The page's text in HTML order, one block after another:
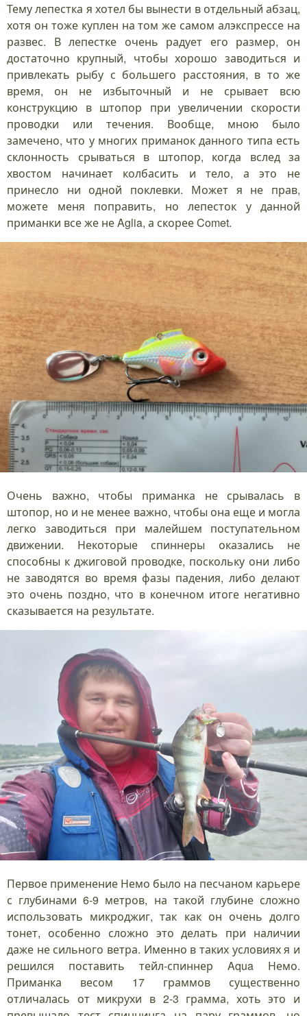
Тему лепестка я хотел бы вынести в отдельный абзац,
хотя он тоже куплен на том же самом алэкспрессе на
развес. В лепестке очень радует его размер, он
достаточно крупный, чтобы хорошо заводиться и
привлекать рыбу с большего расстояния, в то же
время, он не избыточный и не срывает всю
конструкцию в штопор при увеличении скорости
проводки или течения. Вообще, мною было
замечено, что у многих приманок данного типа есть
склонность срываться в штопор, когда вслед за
хвостом начинает колбасить и тело, а это не
принесло ни одной поклевки. Может я не прав,
можете меня поправить, но лепесток у данной
приманки все же не Aglia, а скорее Comet.
Очень важно, чтобы приманка не срывалась в
штопор, но и не менее важно, чтобы она еще и могла
легко заводиться при малейшем поступательном
движении. Некоторые спиннеры оказались не
способны к джиговой проводке, поскольку они либо
не заводятся во время фазы падения, либо делают
это очень поздно, что в конечном итоге негативно
сказывается на результате.
Первое применение Немо было на песчаном карьере
с глубинами 6-9 метров, на такой глубине сложно
использовать микроджиг, так как он очень долго
тонет, особенно сложно это делать при наличии
даже не сильного ветра. Именно в таких условиях я и
решился поставить тейл-спиннер Aqua Немо.
Приманка весом 17 граммов существенно
отличалась от микрухи в 2-3 грамма, хоть это и